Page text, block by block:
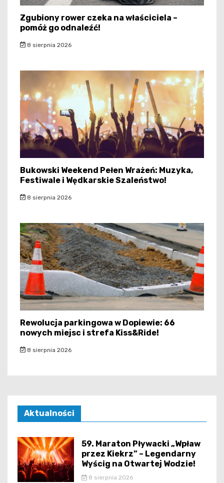
Zgubiony rower czeka na właściciela –
pomóż go odnaleźć!
8 sierpnia 2026
Bukowski Weekend Pełen Wrażeń: Muzyka,
Festiwale i Wędkarskie Szaleństwo!
8 sierpnia 2026
Rewolucja parkingowa w Dopiewie: 66
nowych miejsc i strefa Kiss&Ride!
8 sierpnia 2026
Aktualności
59. Maraton Pływacki „Wpław
przez Kiekrz” – Legendarny
Wyścig na Otwartej Wodzie!
8 sierpnia 2026